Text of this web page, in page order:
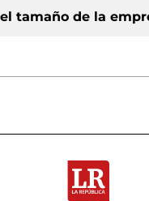
tamaño de la